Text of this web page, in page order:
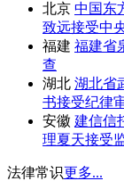
北京 中国东
致远接受中
福建 福建省
查
湖北 湖北省
书接受纪律
安徽 建信信
理夏天接受
法律常识更多...